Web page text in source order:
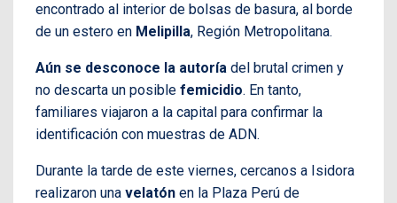
encontrado al interior de bolsas de basura, al borde
de un estero en Melipilla, Región Metropolitana.
Aún se desconoce la autoría del brutal crimen y
no descarta un posible femicidio. En tanto,
familiares viajaron a la capital para confirmar la
identificación con muestras de ADN.
Durante la tarde de este viernes, cercanos a Isidora
realizaron una velatón en la Plaza Perú de